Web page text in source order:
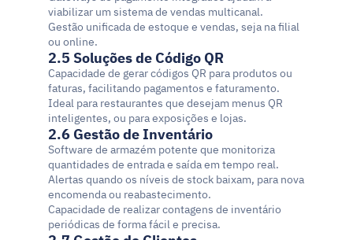
viabilizar um sistema de vendas multicanal.
Gestão unificada de estoque e vendas, seja na filial
ou online.
2.5 Soluções de Código QR
Capacidade de gerar códigos QR para produtos ou
faturas, facilitando pagamentos e faturamento.
Ideal para restaurantes que desejam menus QR
inteligentes, ou para exposições e lojas.
2.6 Gestão de Inventário
Software de armazém potente que monitoriza
quantidades de entrada e saída em tempo real.
Alertas quando os níveis de stock baixam, para nova
encomenda ou reabastecimento.
Capacidade de realizar contagens de inventário
periódicas de forma fácil e precisa.